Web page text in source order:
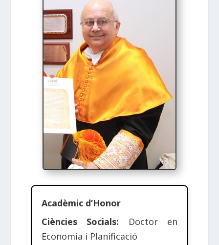
Acadèmic d’Honor
Ciències Socials: Doctor en
Economia i Planificació